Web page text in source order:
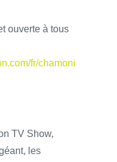
ouverte à tous
fr/chamoni
TV Show,
les